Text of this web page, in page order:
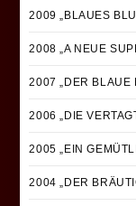
2009 „BLAUES
2008 „A NEUE
2007 „DER BLAUE
2006 „DIE
2005 „EIN
2004 „DER